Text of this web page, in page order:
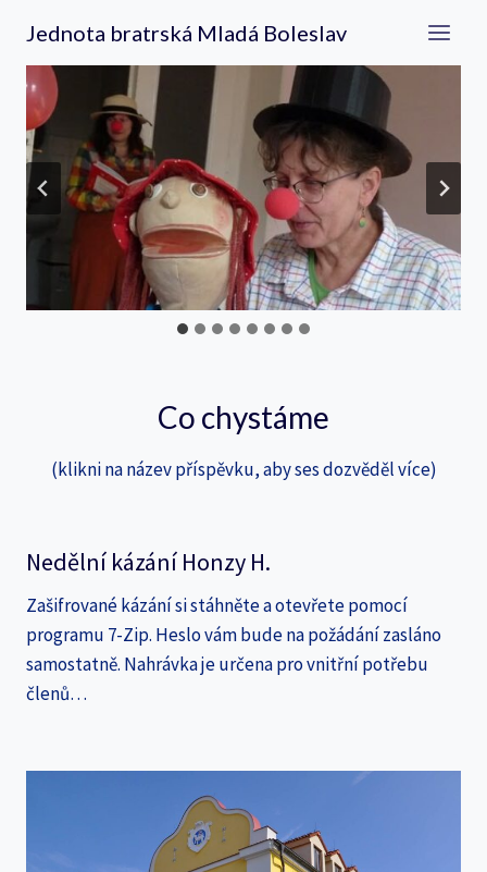
obsah
Jednota bratrská Mladá Boleslav
Co chystáme
(klikni na název příspěvku, aby ses dozvěděl více)
Nedělní kázání Honzy H.
Zašifrované kázání si stáhněte a otevřete pomocí
programu 7-Zip. Heslo vám bude na požádání zasláno
samostatně. Nahrávka je určena pro vnitřní potřebu
členů…